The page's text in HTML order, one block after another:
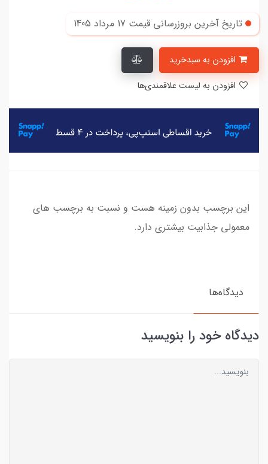
تاریخ آخرین بروزرسانی قیمت 17 مرداد 1405
این برچسب بدون زمینه هست و نسبت به برچسب های
معمولی جذابیت بیشتری دارد.
دیدگاه‌ها
دیدگاه خود را بنویسید